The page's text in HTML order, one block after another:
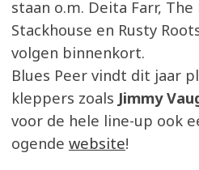
staan o.m. Deita Farr,
Stackhouse en Rusty
volgen binnenkort.
Blues Peer vindt dit jaar
kleppers zoals Jimmy
voor de hele line-up ook
ogende website!